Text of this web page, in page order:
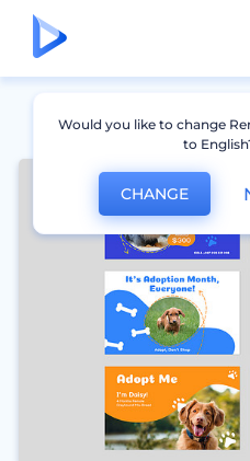
Would you like to change
to
CHANGE